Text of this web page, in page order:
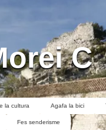
C
la cultura Agafa la bici
Fes senderisme